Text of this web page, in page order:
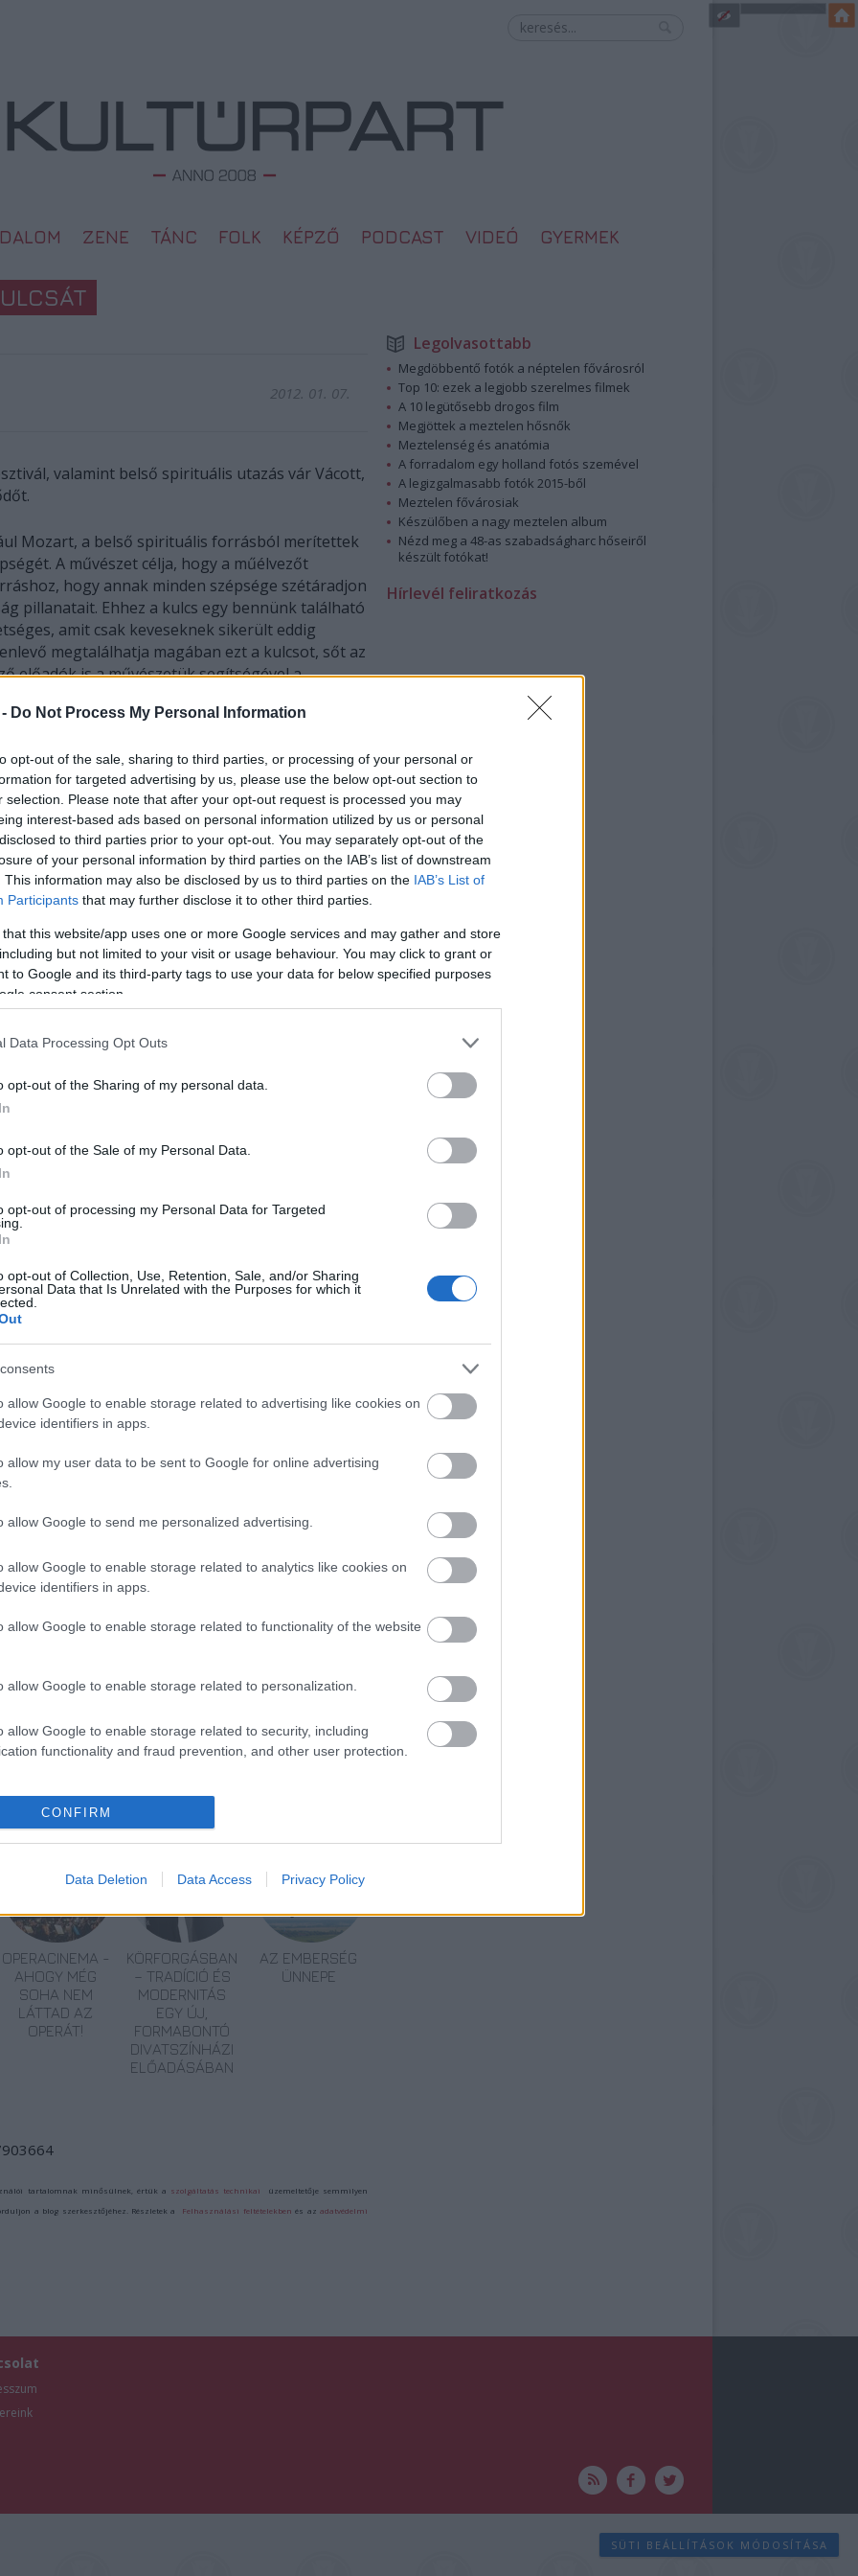
Do Not Process My Personal Information
opt-out of the sale, sharing to third parties, or processing of your personal or
for targeted advertising by us, please use the below opt-out section to
selection. Please note that after your opt-out request is processed you may
interest-based ads based on personal information utilized by us or personal
to third parties prior to your opt-out. You may separately opt-out of the
of your personal information by third parties on the IAB’s list of downstream
This information may also be disclosed by us to third parties on the IAB’s List of
Participants that may further disclose it to other third parties.
that this website/app uses one or more Google services and may gather and store
but not limited to your visit or usage behaviour. You may click to grant or
to Google and its third-party tags to use your data for below specified purposes
consent section.
Data Processing Opt Outs
opt-out of the Sharing of my personal data.
opt-out of the Sale of my Personal Data.
opt-out of processing my Personal Data for Targeted
opt-out of Collection, Use, Retention, Sale, and/or Sharing
Data that Is Unrelated with the Purposes for which it
allow Google to enable storage related to advertising like cookies on
identifiers in apps.
allow my user data to be sent to Google for online advertising
allow Google to send me personalized advertising.
allow Google to enable storage related to analytics like cookies on
identifiers in apps.
allow Google to enable storage related to functionality of the website
allow Google to enable storage related to personalization.
allow Google to enable storage related to security, including
functionality and fraud prevention, and other user protection.
CONFIRM
Data Deletion Data Access Privacy Policy
ZENE TÁNC FOLK KÉPZŐ PODCAST VIDEÓ GYERMEK
2012. 01. 07.
valamint belső spirituális utazás vár Vácott,
Mozart, a belső spirituális forrásból merítettek
A művészet célja, hogy a műélvezőt
hogy annak minden szépsége szétáradjon
pillanatait. Ehhez a kulcs egy bennünk található
amit csak keveseknek sikerült eddig
megtalálhatja magában ezt a kulcsot, sőt az
előadók is a művészetük segítségével a
válnak. Jöjjön el, hogy együtt élvezhessük a
belső spirituális világot, melyet oly
programja:
megismerni?
Raff
Grace, Ave Maria, Pie Jesus)
Dr. Csányi L. krt. 63.
méltóság, báj és nyugalom egyesül
mely olyan, mint a legédesebb méz, a
érzelmekkel, drámai intenzitással és
romantikával gazdagítva. Tatjana
előadásáról csak szuperlatívuszokban
írni."
Times of India
és mint zongorista diplomázott. Ezután
az Orosz Állami Gnesiny Zenei Főiskola
szakán folytatta Moszkvában, ahol kitüntetéssel
többféle előadásban is szerepelt – mint
mint Pamina és Papagena Mozart
ában, volt Csajkovszkij Iolantája és Liu, Puccini
ban a híres orosz énekversenyen, a Bella
alatt fellépett szólistaként is az
a Voronyezsi Állami Operaház társulatának volt
Rimszkij-Korszakov
OPERACINEMA -
AHOGY MÉG
SOHA NEM
LÁTTAD AZ
OPERÁT!
KÖRFORGÁSBAN
– TRADÍCIÓ ÉS
MODERNITÁS
EGY ÚJ,
FORMABONTÓ
DIVATSZÍNHÁZI
ELŐADÁSÁBAN
AZ EMBERSÉG
ÜNNEPE
tartalomnak minősülnek, értük a szolgáltatás technikai üzemeltetője semmilyen
a blog szerkesztőjéhez. Részletek a Felhasználási feltételekben és azadatvédelmi
Legolvasottabb
Megdöbbentő fotók a néptelen fővárosról
Top 10: ezek a legjobb szerelmes filmek
A 10 legütősebb drogos film
Megjöttek a meztelen hősnők
Meztelenség és anatómia
A forradalom egy holland fotós szemével
A legizgalmasabb fotók 2015-ből
Meztelen fővárosiak
Készülőben a nagy meztelen album
Nézd meg a 48-as szabadságharc hőseiről
készült fotókat!
Hírlevél feliratkozás
SÜTI BEÁLLÍTÁSOK MÓDOSÍTÁSA